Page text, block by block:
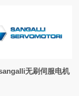
无刷伺服电机